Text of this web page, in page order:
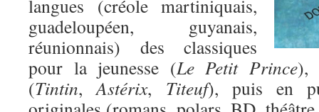
langues (créole martiniquais,
guadeloupéen, guyanais,
réunionnais) des classiques
pour la jeunesse (Le Petit Prince),
(Tintin,Astérix, Titeuf), puis en